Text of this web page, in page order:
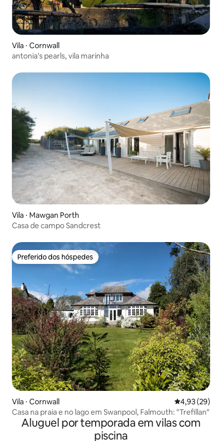
Vila ⋅ Cornwall
antonia's pearls, vila marinha
Vila ⋅ Mawgan Porth
Casa de campo Sandcrest
Preferido dos hóspedes
Preferido dos hóspedes
Vila ⋅ Cornwall 4,93 de uma
4,93 (29)
Casa na praia e no lago em Swanpool, Falmouth: "Trefillan"
Aluguel por temporada em vilas com
piscina